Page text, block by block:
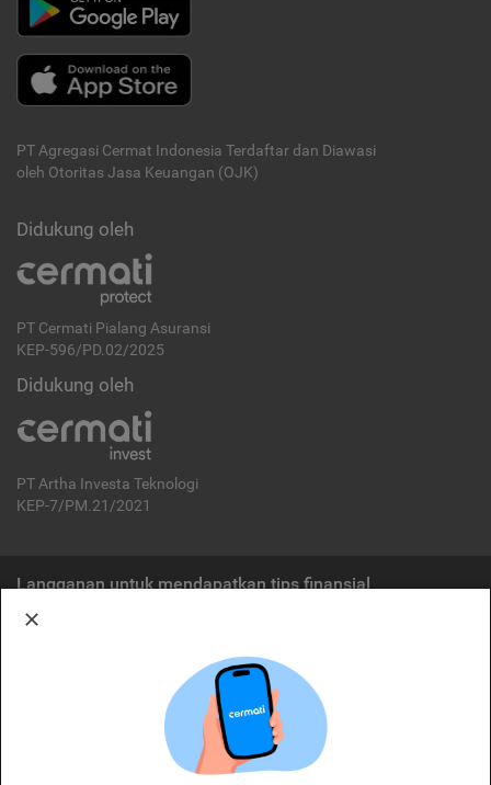
PT Agregasi Cermat Indonesia Terdaftar dan Diawasi
oleh Otoritas Jasa Keuangan (OJK)
Didukung oleh
PT Cermati Pialang Asuransi
KEP-596/PD.02/2025
Didukung oleh
PT Artha Investa Teknologi
KEP-7/PM.21/2021
Langganan untuk mendapatkan tips finansial
Cermati merupakan penyelenggara agregasi jasa keuangan yang terdaftar di
OJK. Oleh karena itu, produk dan/atau layanan jasa keuangan yang
ditawarkan bukan merupakan produk dan/atau layanan jasa keuangan yang
diterbitkan oleh Cermati dan Cermati tidak bertanggung jawab atas tuntutan